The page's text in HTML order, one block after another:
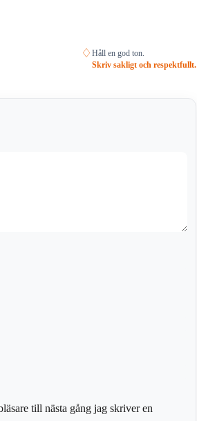
♢ Håll en god ton.
Skriv sakligt och respektfullt.
till nästa gång jag skriver en